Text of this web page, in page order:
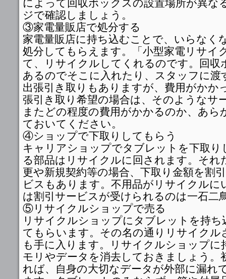
によって回収ボックスの設置場所が異な
ジで確認しましょう。
③家電量販店で処分する
家電量販店に持ち込むことで、いらなく
処分してもらえます。「小型家電リサイ
て、リサイクルしてくれるのです。回収
あるのでそこに入れたり、スタッフに渡
出張引き取りもありますが、費用がかか
張引き取り希望の場合は、そのようなサ
またどの程度の費用がかかるのか、あら
ておいてください。
④ショップで下取りしてもらう
キャリアショップでタブレットを下取り
る部品はリサイクルに回されます。それ
更や新規契約等の場合、下取り金額を割
ビスもあります。不用品がリサイクルに
は割引サービスが受けられるのは一石二
⑤リサイクルショップで売る
リサイクルショップにタブレットを持
てもらいます。その名の通りリサイクル
も手に入ります。リサイクルショップに
モリやデータを消去しておきましょう。
れば、自身の大切なデータが外部に漏れ